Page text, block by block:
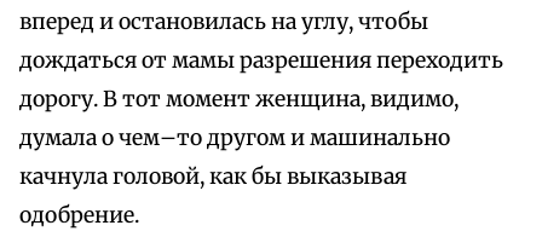
вперед и остановилась на углу, чтобы
дождаться от мамы разрешения переходить
дорогу. В тот момент женщина, видимо,
думала о чем–то другом и машинально
качнула головой, как бы выказывая
одобрение.